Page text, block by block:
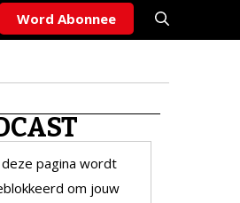
Word Abonnee
pagina wordt
om jouw